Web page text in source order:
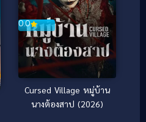
0.0
Cursed Village หมู่บ้าน
นางต้องสาป (2026)